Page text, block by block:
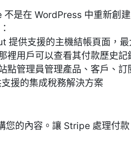
是在 WordPress 中重新創
提供支援的主機結帳頁面，最
裡用戶可以查看其付款歷史記
點管理員管理產品、客戶、訂
援的集成稅務解決方案
您的內容。讓 Stripe 處理付款